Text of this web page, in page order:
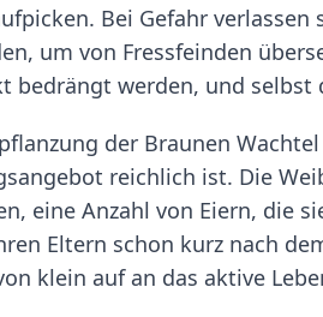
Bei Gefahr
um von Fressfeinden
bedrängt werden, und selbst
der Braunen
reichlich ist. Die
eine Anzahl von Eiern, die
Eltern schon kurz nach
klein auf an das aktive